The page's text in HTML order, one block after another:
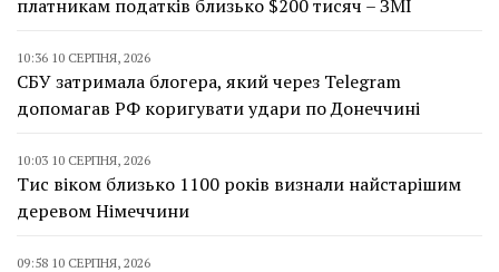
платникам податків близько $200 тисяч – ЗМІ
10:36 10 СЕРПНЯ, 2026
СБУ затримала блогера, який через Telegram
допомагав РФ коригувати удари по Донеччині
10:03 10 СЕРПНЯ, 2026
Тис віком близько 1100 років визнали найстарішим
деревом Німеччини
09:58 10 СЕРПНЯ, 2026